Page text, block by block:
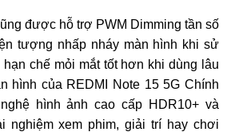
được hỗ trợ PWM Dimming tần số
tượng nhấp nháy màn hình khi sử
chế mỏi mắt tốt hơn khi dùng lâu
hình của REDMI Note 15 5G Chính
hình ảnh cao cấp HDR10+ và
nghiệm xem phim, giải trí hay chơi